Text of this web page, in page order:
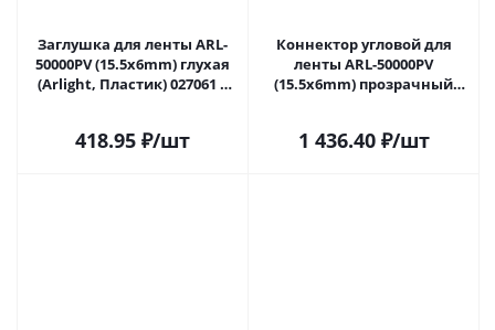
Заглушка для ленты ARL-
50000PV (15.5x6mm) глухая
(Arlight, Пластик) 027061 в
418.95 ₽/шт
Коннектор угловой для
ленты ARL-50000PV
(15.5x6mm) прозрачный
1 436.40₽/шт